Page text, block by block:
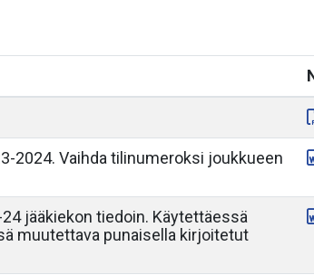
2024. Vaihda tilinumeroksi joukkueen
jääkiekon tiedoin. Käytettäessä
muutettava punaisella kirjoitetut